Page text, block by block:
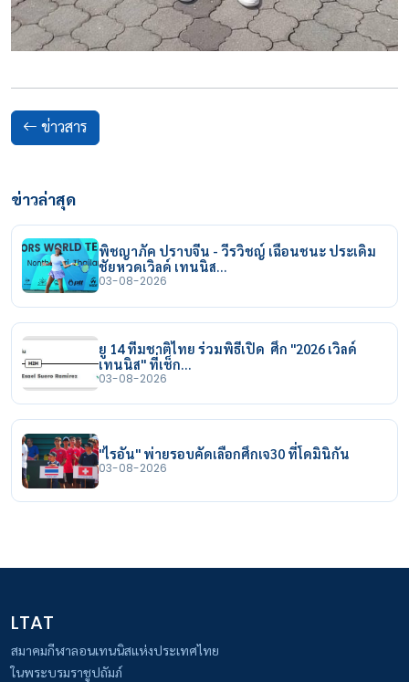
ข่าวสาร
ข่าวล่าสุด
พิชญาภัค ปราบจีน - วีรวิชญ์ เฉือนชนะ ประเดิม
ชัยหวดเวิลด์ เทนนิส…
03-08-2026
ยู 14 ทีมชาติไทย ร่วมพิธีเปิด ศึก "2026 เวิลด์
เทนนิส" ที่เช็ก…
03-08-2026
"ไรอัน" พ่ายรอบคัดเลือกศึกเจ30 ที่โดมินิกัน
03-08-2026
LTAT
สมาคมกีฬาลอนเทนนิสแห่งประเทศไทย
ในพระบรมราชูปถัมภ์